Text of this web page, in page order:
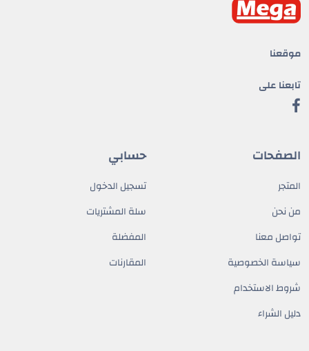
موقعنا
تابعنا على
الصفحات
المتجر
من نحن
تواصل معنا
سياسة الخصوصية
شروط الاستخدام
دليل الشراء
حسابي
تسجيل الدخول
سلة المشتريات
المفضلة
المقارنات